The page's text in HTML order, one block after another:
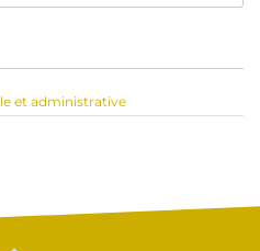
et administrative